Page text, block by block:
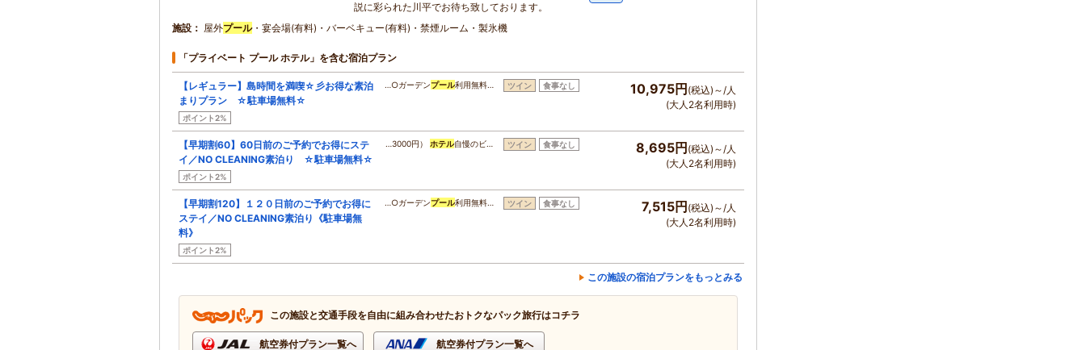
説に彩られた川平でお待ち致しております。
施設 屋外プール・宴会場(有料)・バーベキュー(有料)・禁煙ルーム・製氷機
「プライベート プール ホテル」を含む宿泊プラン
【レギュラー】島時間を満喫☆彡お得な素泊
まりプラン ☆駐車場無料☆
ポイント2%
…○ガーデンプール利用無料… ツイン 食事なし 10,975円 (税込)～/人
(大人2名利用時)
【早期割60】60日前のご予約でお得にステ
イ／NO CLEANING素泊り ☆駐車場無料☆
ポイント2%
…3000円） ホテル自慢のビ… ツイン 食事なし 8,695円 (税込)～/人
(大人2名利用時)
【早期割120】１２０日前のご予約でお得に
ステイ／NO CLEANING素泊り《駐車場無
料》
ポイント2%
…○ガーデンプール利用無料… ツイン 食事なし 7,515円 (税込)～/人
(大人2名利用時)
この施設の宿泊プランをもっとみる
この施設と交通手段を自由に組み合わせたおトクなパック旅行はコチラ
航空券付プラン一覧へ 航空券付プラン一覧へ